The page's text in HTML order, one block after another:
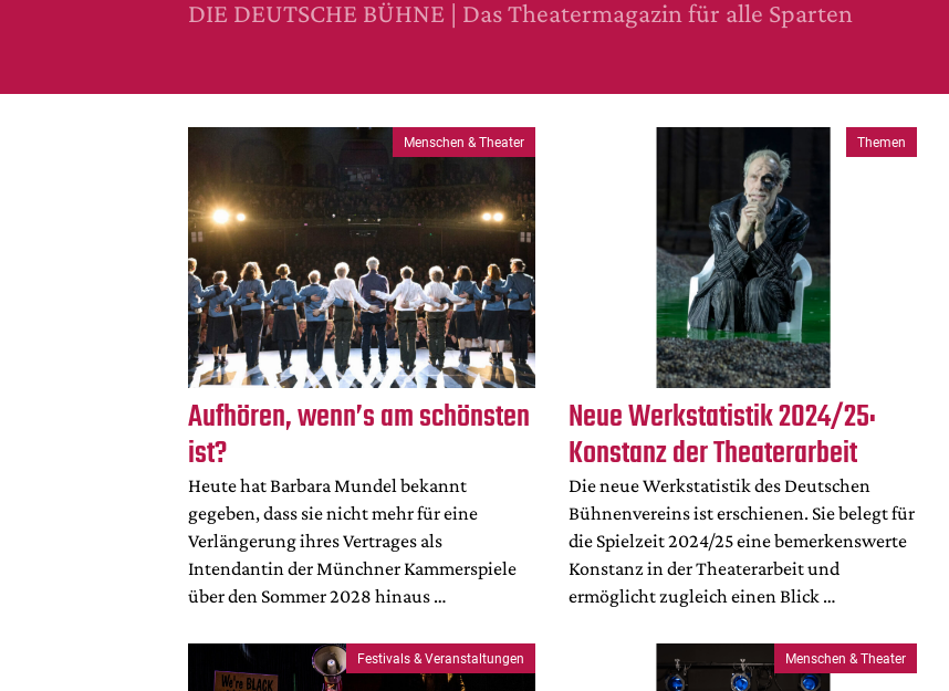
DIE DEUTSCHE BÜHNE | Das Theatermagazin für alle Sparten
Menschen & Theater
Aufhören, wenn’s am schönsten
ist?
Heute hat Barbara Mundel bekannt
gegeben, dass sie nicht mehr für eine
Verlängerung ihres Vertrages als
Intendantin der Münchner Kammerspiele
über den Sommer 2028 hinaus …
Themen
Neue Werkstatistik 2024/25:
Konstanz der Theaterarbeit
Die neue Werkstatistik des Deutschen
Bühnenvereins ist erschienen. Sie belegt für
die Spielzeit 2024/25 eine bemerkenswerte
Konstanz in der Theaterarbeit und
ermöglicht zugleich einen Blick …
Festivals & Veranstaltungen Menschen & Theater